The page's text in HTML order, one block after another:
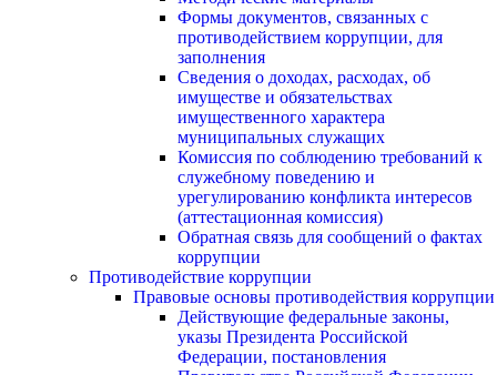
Формы документов, связанных с
противодействием коррупции, для
заполнения
Сведения о доходах, расходах, об
имуществе и обязательствах
имущественного характера
муниципальных служащих
Комиссия по соблюдению требований к
служебному поведению и
урегулированию конфликта интересов
(аттестационная комиссия)
Обратная связь для сообщений о фактах
коррупции
Противодействие коррупции
Правовые основы противодействия коррупции
Действующие федеральные законы,
указы Президента Российской
Федерации, постановления